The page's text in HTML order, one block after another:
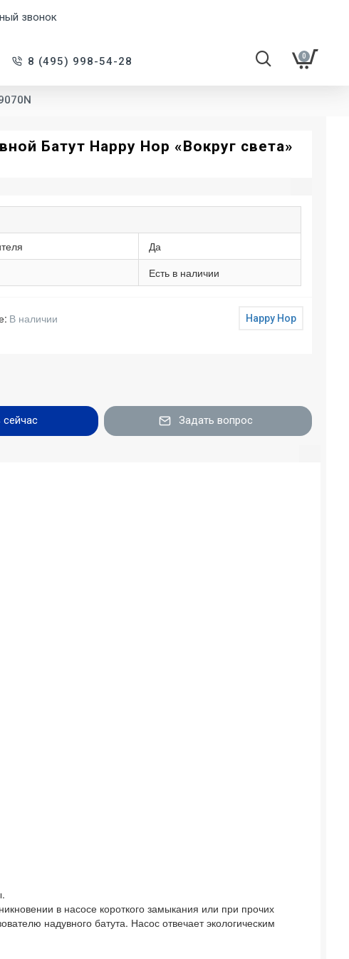
звонок
8 (495) 998-54-28 0
Батут Happy Hop «Вокруг света»
В наличии
Happy Hop
сейчас Задать вопрос
Да
Есть в наличии
в насосе короткого замыкания или при прочих
надувного батута. Насос отвечает экологическим